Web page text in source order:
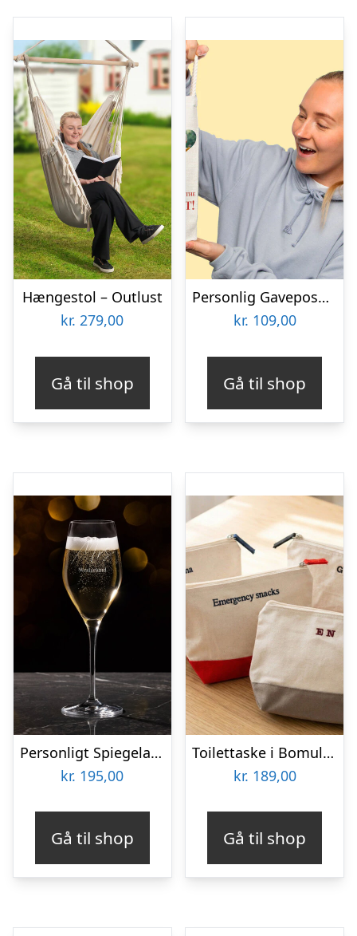
Hængestol – Outlust
kr. 279,00
Gå til shop
Personlig Gavepose til vin med Fotohjerte & Tekst
kr. 109,00
Gå til shop
Personligt Spiegelau Champagneglas med Gravering – Egen Tekst
kr. 195,00
Gå til shop
Toilettaske i Bomuld med Broderi – Egen Tekst
kr. 189,00
Gå til shop